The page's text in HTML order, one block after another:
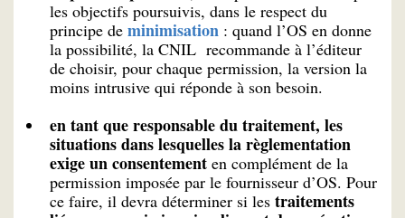
les objectifs poursuivis, dans le respect du
principe de minimisation : quand l’OS en donne
la possibilité, la CNIL recommande à l’éditeur
de choisir, pour chaque permission, la version la
moins intrusive qui réponde à son besoin.
en tant que responsable du traitement, les
situations dans lesquelles la règlementation
exige un consentement en complément de la
permission imposée par le fournisseur d’OS. Pour
ce faire, il devra déterminer si les traitements